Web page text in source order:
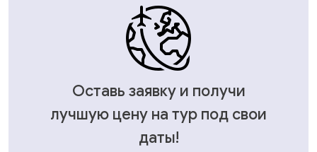
Оставь заявку и получи
лучшую цену на тур под свои
даты!